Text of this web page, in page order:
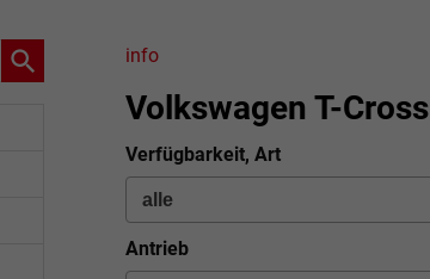
info
Volkswagen T-Cross
Verfügbarkeit, Art
Antrieb